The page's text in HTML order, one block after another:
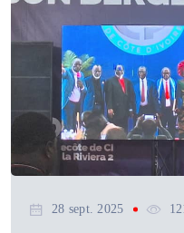
28 sept. 2025